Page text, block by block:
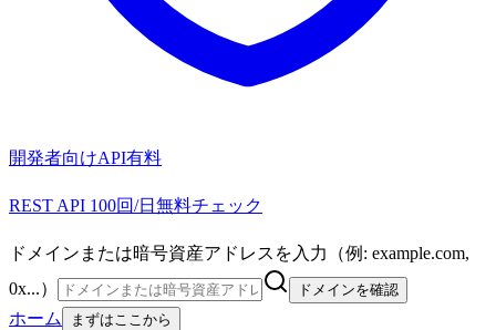
開発者向けAPI有料
REST API 100回/日無料チェック
ドメインまたは暗号資産アドレスを入力（例: example.com,
0x...）
ドメインを確認
ホーム まずはここから